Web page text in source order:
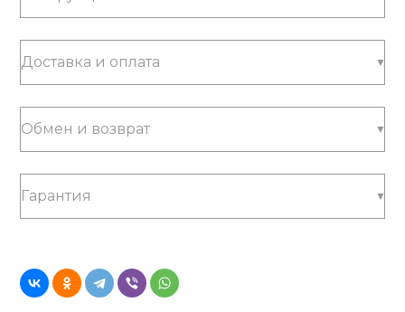
Доставка и оплата
Обмен и возврат
Гарантия